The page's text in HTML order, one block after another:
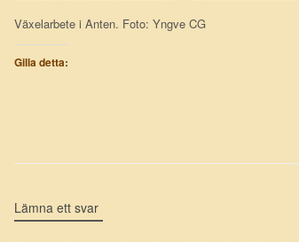
Växelarbete i Anten. Foto: Yngve CG
Gilla detta:
Lämna ett svar